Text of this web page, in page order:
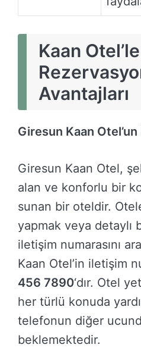
Kaan Otel’le
Avantajları
Giresun Kaan
Giresun Kaan Otel,
alan ve konforlu bir
sunan bir oteldir.
yapmak veya detaylı
iletişim numarasını
Kaan Otel’in iletişim
456 7890‘dır. Otel
her türlü konuda
telefonun diğer
beklemektedir.